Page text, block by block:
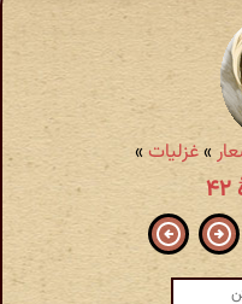
»غزلیات»